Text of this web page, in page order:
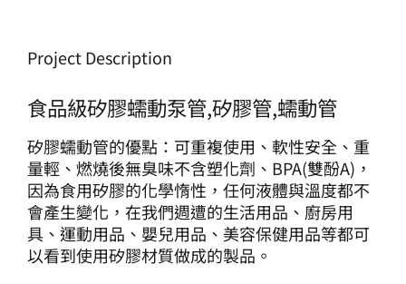
消費性產品
矽膠客製
生產製造
選購指南
Project Description
食品級矽膠蠕動泵管,矽膠管,蠕動管
矽膠蠕動管的優點：可重複使用、軟性安全、重
量輕、燃燒後無臭味不含塑化劑、BPA(雙酚A)，
因為食用矽膠的化學惰性，任何液體與溫度都不
會產生變化，在我們週遭的生活用品、廚房用
具、運動用品、嬰兒用品、美容保健用品等都可
以看到使用矽膠材質做成的製品。